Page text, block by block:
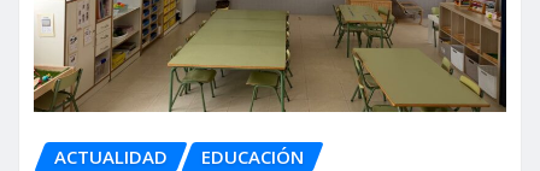
ACTUALIDAD EDUCACIÓN